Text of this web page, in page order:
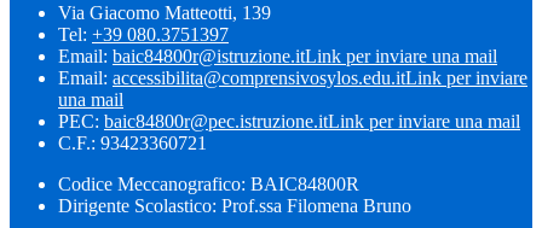
Via Giacomo Matteotti, 139
Tel: +39 080.3751397
Email: baic84800r@istruzione.itLink per inviare una mail
Email: accessibilita@comprensivosylos.edu.itLink per inviare
una mail
PEC: baic84800r@pec.istruzione.itLink per inviare una mail
C.F.: 93423360721
Codice Meccanografico: BAIC84800R
Dirigente Scolastico: Prof.ssa Filomena Bruno